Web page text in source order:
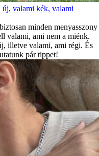
valami kék, valami
minden menyasszony
valami, ami nem a miénk.
illetve valami, ami régi. És
pár tippet!